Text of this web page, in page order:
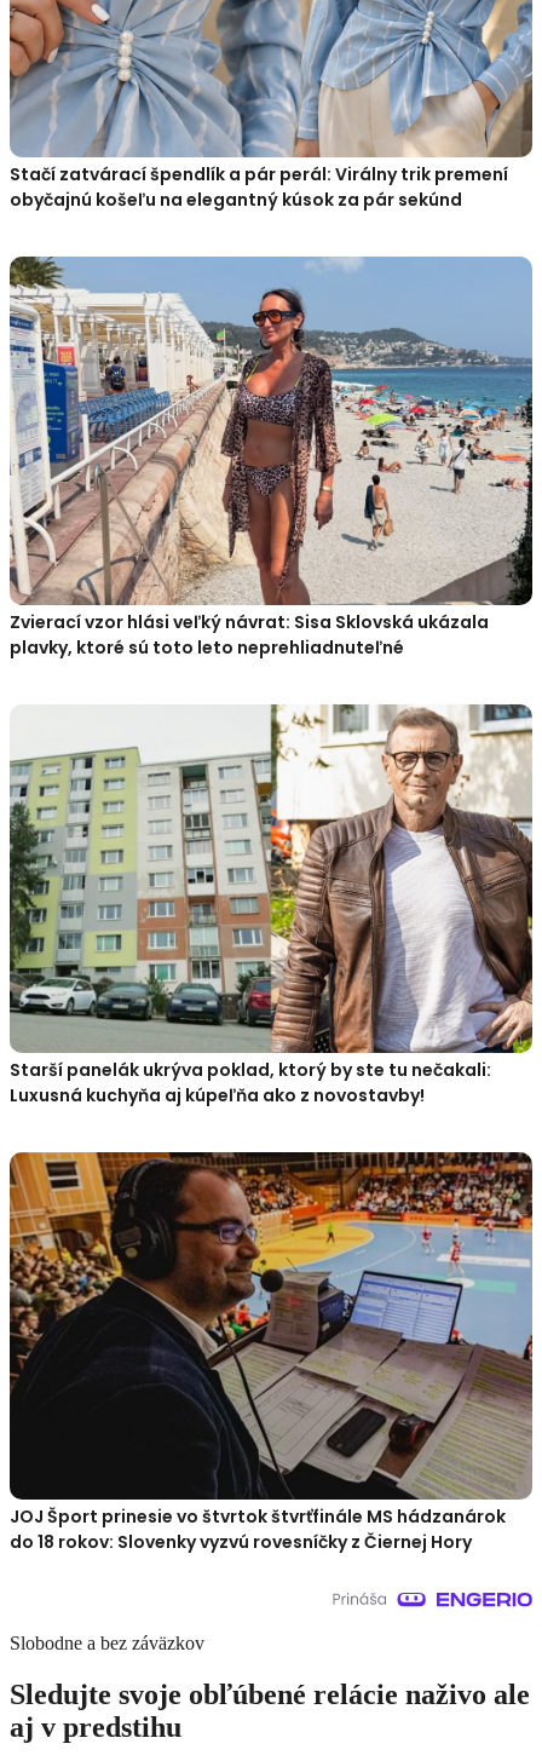
Stačí zatvárací špendlík a pár perál: Virálny trik premení
obyčajnú košeľu na elegantný kúsok za pár sekúnd
Zvierací vzor hlási veľký návrat: Sisa Sklovská ukázala
plavky, ktoré sú toto leto neprehliadnuteľné
Starší panelák ukrýva poklad, ktorý by ste tu nečakali:
Luxusná kuchyňa aj kúpeľňa ako z novostavby!
JOJ Šport prinesie vo štvrtok štvrťfinále MS hádzanárok
do 18 rokov: Slovenky vyzvú rovesníčky z Čiernej Hory
Slobodne a bez záväzkov
Sledujte svoje obľúbené relácie naživo ale
aj v predstihu